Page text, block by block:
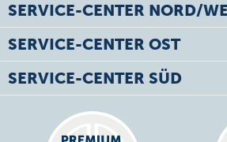
SERVICE-CENTER NORD/
SERVICE-CENTER OST
SERVICE-CENTER SÜD